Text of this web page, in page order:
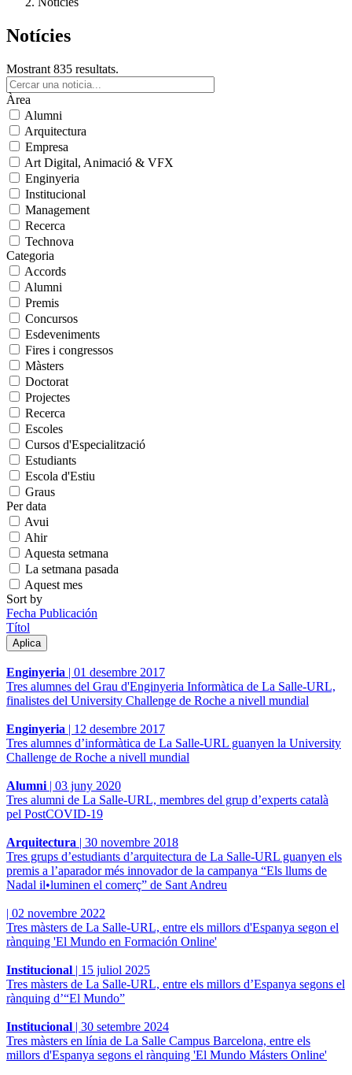
Notícies
Mostrant 835 resultats.
Àrea
Alumni
Arquitectura
Empresa
Art Digital, Animació & VFX
Enginyeria
Institucional
Management
Recerca
Technova
Categoria
Accords
Alumni
Premis
Concursos
Esdeveniments
Fires i congressos
Màsters
Doctorat
Projectes
Recerca
Escoles
Cursos d'Especialització
Estudiants
Escola d'Estiu
Graus
Per data
Avui
Ahir
Aquesta setmana
La setmana pasada
Aquest mes
Sort by
Fecha Publicación
Títol
Enginyeria | 01 desembre 2017
Tres alumnes del Grau d'Enginyeria Informàtica de La Salle-URL,
finalistes del University Challenge de Roche a nivell mundial
Enginyeria | 12 desembre 2017
Tres alumnes d’informàtica de La Salle-URL guanyen la University
Challenge de Roche a nivell mundial
Alumni | 03 juny 2020
Tres alumni de La Salle-URL, membres del grup d’experts català
pel PostCOVID-19
Arquitectura | 30 novembre 2018
Tres grups d’estudiants d’arquitectura de La Salle-URL guanyen els
premis a l’aparador més innovador de la campanya “Els llums de
Nadal il•luminen el comerç” de Sant Andreu
| 02 novembre 2022
Tres màsters de La Salle-URL, entre els millors d'Espanya segon el
rànquing 'El Mundo en Formación Online'
Institucional | 15 juliol 2025
Tres màsters de La Salle-URL, entre els millors d’Espanya segons el
rànquing d’“El Mundo”
Institucional | 30 setembre 2024
Tres màsters en línia de La Salle Campus Barcelona, ​​entre els
millors d'Espanya segons el rànquing 'El Mundo Másters Online'